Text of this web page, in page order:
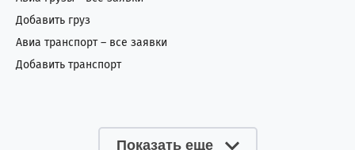
Добавить груз
Авиа транспорт – все заявки
Добавить транспорт
Показать еще